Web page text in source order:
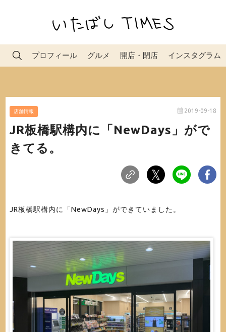
プロフィール グルメ 開店・閉店 インスタグラム
店舗情報 2019-09-18
JR板橋駅構内に「NewDays」がで
きてる。
JR板橋駅構内に「NewDays」ができていました。